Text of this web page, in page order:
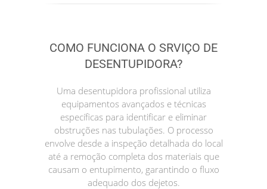
COMO FUNCIONA O SRVIÇO DE
DESENTUPIDORA?
Uma desentupidora profissional utiliza
equipamentos avançados e técnicas
específicas para identificar e eliminar
obstruções nas tubulações. O processo
envolve desde a inspeção detalhada do local
até a remoção completa dos materiais que
causam o entupimento, garantindo o fluxo
adequado dos dejetos.